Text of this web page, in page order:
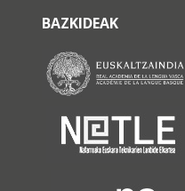
BAZKIDEAK